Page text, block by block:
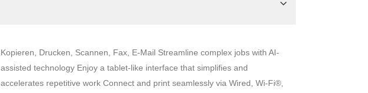
Kopieren, Drucken, Scannen, Fax, E-Mail Streamline complex jobs with AI-
assisted technology Enjoy a tablet-like interface that simplifies and
accelerates repetitive work Connect and print seamlessly via Wired, Wi-Fi®,